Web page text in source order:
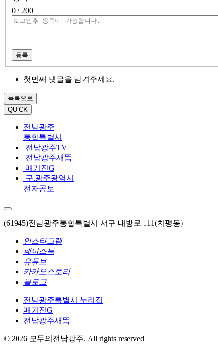
0 / 200
등록
첫번째 댓글을 남겨주세요.
목록으로
QUICK
전남광주
통합특별시
전남광주TV
전남광주새뜸
매거진G
구.광주광역시
전자공보
(61945)전남광주통합특별시 서구 내방로 111(치평동)
인스타그램
페이스북
유튜브
카카오스토리
블로그
전남광주특별시 누리집
매거진G
전남광주새뜸
© 2026 모두의전남광주. All rights reserved.